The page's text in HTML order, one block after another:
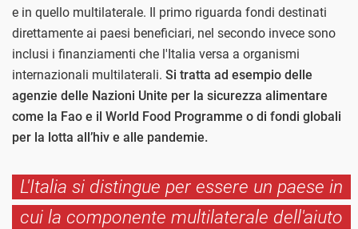
e in quello multilaterale. Il primo riguarda fondi destinati
direttamente ai paesi beneficiari, nel secondo invece sono
inclusi i finanziamenti che l'Italia versa a organismi
internazionali multilaterali. Si tratta ad esempio delle
agenzie delle Nazioni Unite per la sicurezza alimentare
come la Fao e il World Food Programme o di fondi globali
per la lotta all’hiv e alle pandemie.
L'Italia si distingue per essere un paese in
cui la componente multilaterale dell'aiuto